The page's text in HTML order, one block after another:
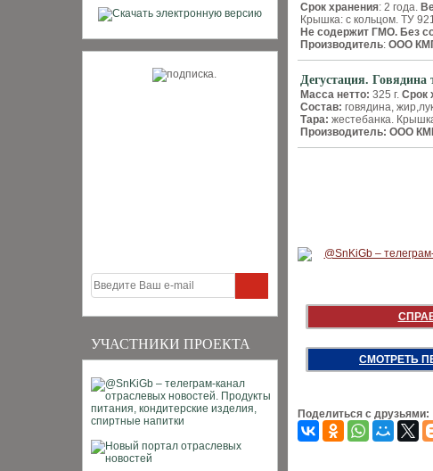
УЧАСТНИКИ ПРОЕКТА
Срок хранения: 2 года.
Крышка: с кольцом. ТУ
Не содержит ГМО. Без
Производитель: ООО
Дегустация. Говядина
Масса нетто: 325 г. Срок
Состав: говядина,
Тара: жестебанка.
Производитель: ООО
СМОТРЕТЬ
Поделиться с друзьями: